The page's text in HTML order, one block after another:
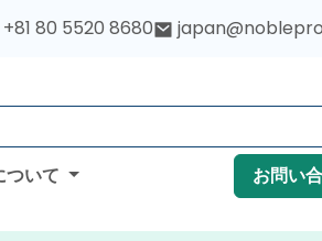
+81 80 5520 8680
ついて お問い